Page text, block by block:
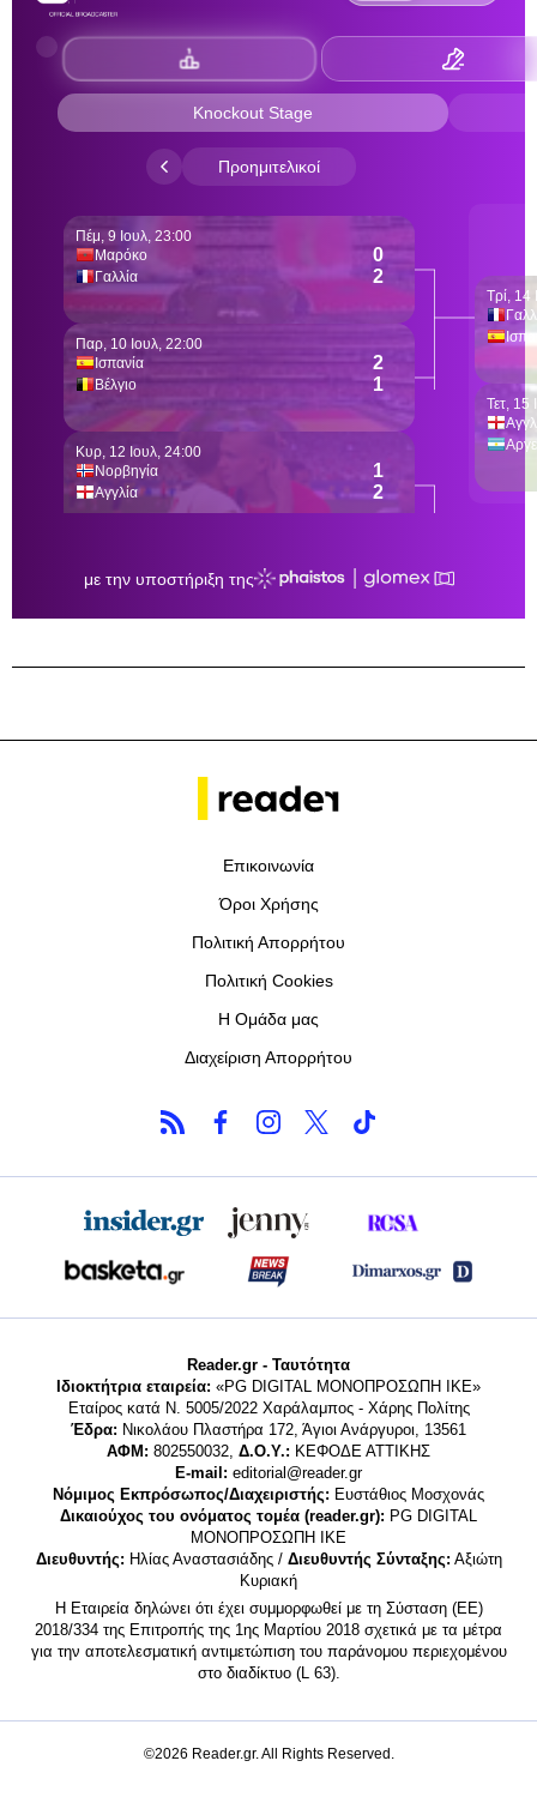
Επικοινωνία
Όροι Χρήσης
Πολιτική Απορρήτου
Πολιτική Cookies
Η Ομάδα μας
Διαχείριση Απορρήτου
Reader.gr - Ταυτότητα
Ιδιοκτήτρια εταιρεία: «PG DIGITAL MONΟΠΡΟΣΩΠΗ ΙΚΕ»
Εταίρος κατά Ν. 5005/2022 Χαράλαμπος - Χάρης Πολίτης
Έδρα: Νικολάου Πλαστήρα 172, Άγιοι Ανάργυροι, 13561
ΑΦΜ: 802550032, Δ.Ο.Υ.: ΚΕΦΟΔΕ ΑΤΤΙΚΗΣ
E-mail: editorial@reader.gr
Νόμιμος Εκπρόσωπος/Διαχειριστής: Ευστάθιος Μοσχονάς
Δικαιούχος του ονόματος τομέα (reader.gr): PG DIGITAL
MONΟΠΡΟΣΩΠΗ ΙΚΕ
Διευθυντής: Ηλίας Αναστασιάδης / Διευθυντής Σύνταξης: Αξιώτη
Κυριακή
Η Εταιρεία δηλώνει ότι έχει συμμορφωθεί με τη Σύσταση (ΕΕ)
2018/334 της Επιτροπής της 1ης Μαρτίου 2018 σχετικά με τα μέτρα
για την αποτελεσματική αντιμετώπιση του παράνομου περιεχομένου
στο διαδίκτυο (L 63).
©2026 Reader.gr. All Rights Reserved.